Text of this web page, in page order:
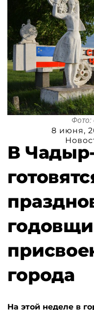
Фото:
8 июня,
В
города
На этой неделе в